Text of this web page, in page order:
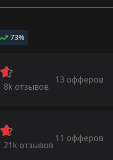
73%
8k отзывов
13 офферов
21k отзывов
11 офферов